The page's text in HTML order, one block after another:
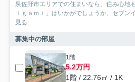
泉佐野市エリアでの住まいなら、住み心地
ｉｇａｍｉ」はいかがでしょうか。セブン
見る
募集中の部屋
1階
5.2万円
1階 / 22.76㎡ / 1K